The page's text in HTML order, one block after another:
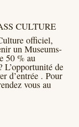
CULTURE
officiel,
un Museums-
50 % au
L’opportunité de
d’entrée . Pour
vous au